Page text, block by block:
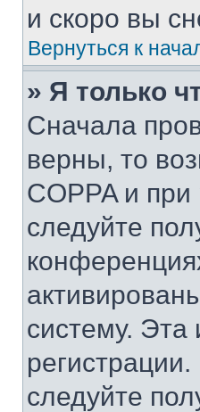
и скоро вы
Вернуться к
» Я только
Сначала
верны, то
COPPA и
следуйте
систему.
следуйте